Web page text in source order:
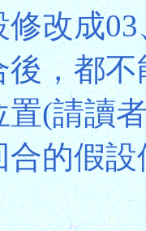
改成
，都
(請讀
的假